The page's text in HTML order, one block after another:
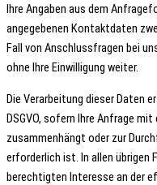
Ihre Angaben aus dem
angegebenen Kontaktdaten
Fall von Anschlussfragen bei
ohne Ihre Einwilligung weiter.
Die Verarbeitung dieser Daten
DSGVO, sofern Ihre Anfrage
zusammenhängt oder zur
erforderlich ist. In allen übrigen
berechtigten Interesse an der